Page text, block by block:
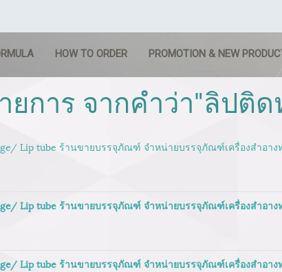
HOW TO ORDER PROMOTION & NEW
ยการ จากคำว่า"ลิปติ
Lip tube ร้านขายบรรจุภัณฑ์ จำหน่ายบรรจุภัณฑ์เครื่องสำอาง
Lip tube ร้านขายบรรจุภัณฑ์ จำหน่ายบรรจุภัณฑ์เครื่องสำอาง
Lip tube ร้านขายบรรจุภัณฑ์ จำหน่ายบรรจุภัณฑ์เครื่องสำอาง